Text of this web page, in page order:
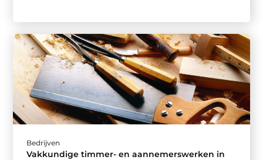
Bedrijven
Vakkundige timmer- en aannemerswerken in